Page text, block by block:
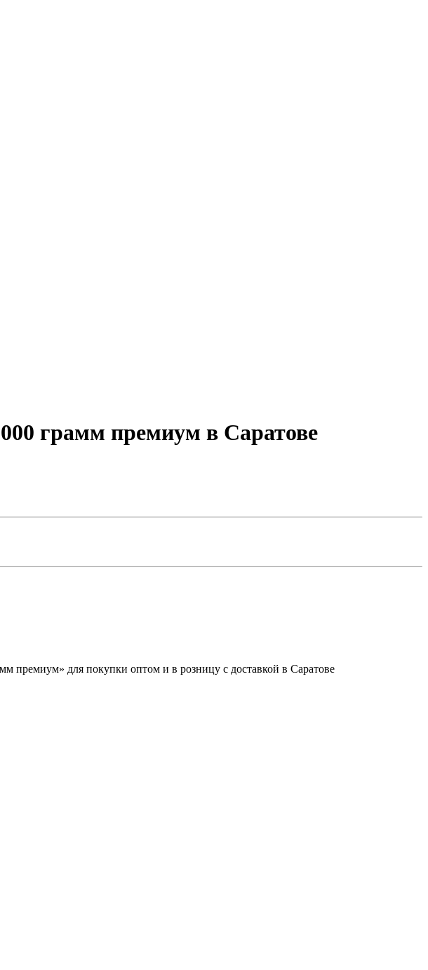
грамм премиум в Саратове
премиум» для покупки оптом и в розницу с доставкой в Саратове